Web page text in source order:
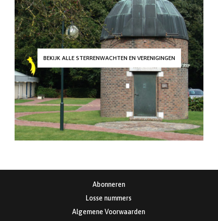
BEKIJK ALLE STERRENWACHTEN EN VERENIGINGEN
Abonneren
Losse nummers
Algemene Voorwaarden